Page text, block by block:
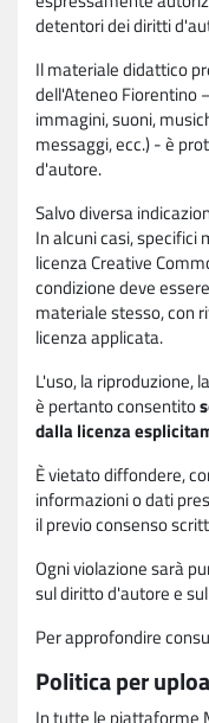
detentori dei diritti
Il materiale didattico
dell'Ateneo Fiorentino
immagini, suoni,
messaggi, ecc.) - è
d'autore.
Salvo diversa
In alcuni casi, specifici
licenza Creative
condizione deve
materiale stesso, con
licenza applicata.
L'uso, la riproduzione,
è pertanto consentito
dalla licenza
È vietato diffondere,
informazioni o dati
il previo consenso
Ogni violazione sarà
sul diritto d'autore e
Per approfondire
Politica per
In tutte le piattaforme